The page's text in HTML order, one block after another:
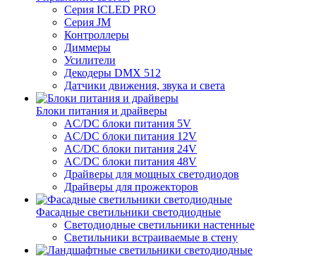
Серия ICLED PRO
Серия JM
Контроллеры
Диммеры
Усилители
Декодеры DMX 512
Датчики движения, звука и света
Блоки питания и драйверы
AC/DC блоки питания 5V
AC/DC блоки питания 12V
AC/DC блоки питания 24V
AC/DC блоки питания 48V
Драйверы для мощных светодиодов
Драйверы для прожекторов
Фасадные светильники светодиодные
Светодиодные светильники настенные
Светильники встраиваемые в стену